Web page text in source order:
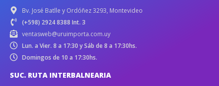
Bv. José Batlle y Ordóñez 3293, Montevideo
(+598) 2924 8388 Int. 3
ventasweb@uruimporta.com.uy
Lun. a Vier. 8 a 17:30 y Sáb de 8 a 17:30hs.
Domingos de 10 a 17:30hs.
SUC. RUTA INTERBALNEARIA